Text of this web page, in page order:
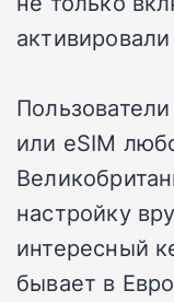
или eSIM
настройку
интересный
бывает в